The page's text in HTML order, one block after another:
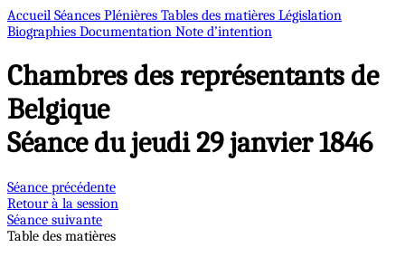
Accueil Séances Plénières Tables des matières Législation
Biographies Documentation Note d’intention
Chambres des représentants de
Belgique
Séance du jeudi 29 janvier 1846
Séance précédente
Retour à la session
Séance suivante
Table des matières